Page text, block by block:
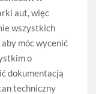
aut, więc
wszystkich
móc wycenić
o
dokumentacją
techniczny